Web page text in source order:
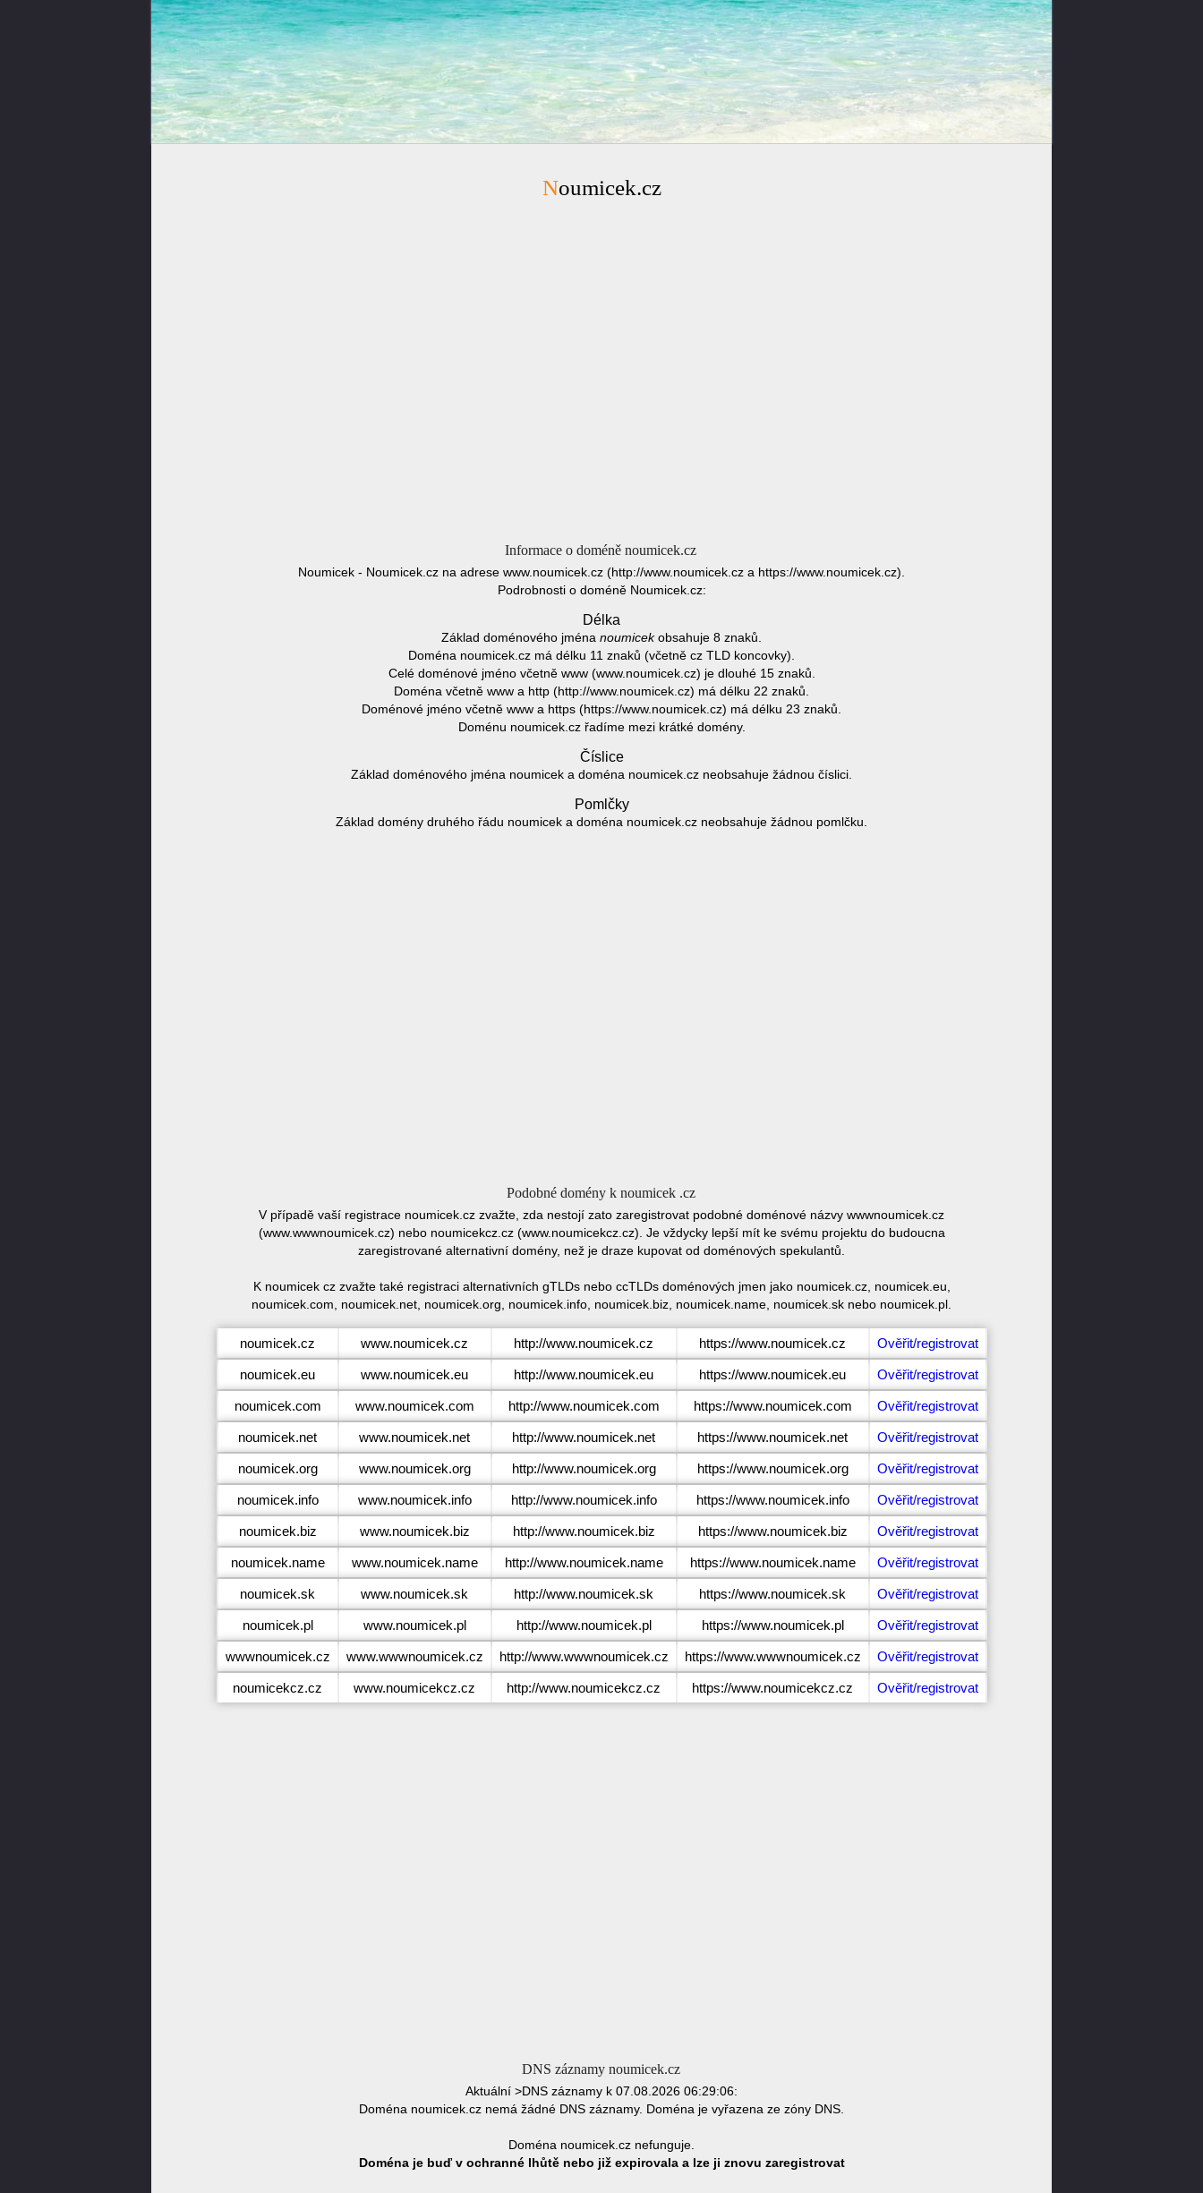
Noumicek.cz
Informace o doméně noumicek.cz
Noumicek - Noumicek.cz na adrese www.noumicek.cz (http://www.noumicek.cz a https://www.noumicek.cz).
Podrobnosti o doméně Noumicek.cz:
Délka
Základ doménového jména noumicekobsahuje 8 znaků.
Doména noumicek.cz má délku 11 znaků (včetně cz TLD koncovky).
Celé doménové jméno včetně www (www.noumicek.cz) je dlouhé 15 znaků.
Doména včetně www a http (http://www.noumicek.cz) má délku 22 znaků.
Doménové jméno včetně www a https (https://www.noumicek.cz) má délku 23 znaků.
Doménu noumicek.cz řadíme mezi krátké domény.
Číslice
Základ doménového jména noumicek a doména noumicek.cz neobsahuje žádnou číslici.
Pomlčky
Základ domény druhého řádu noumicek a doména noumicek.cz neobsahuje žádnou pomlčku.
Podobné domény k noumicek .cz
V případě vaší registrace noumicek.cz zvažte, zda nestojí zato zaregistrovat podobné doménové názvy wwwnoumicek.cz
(www.wwwnoumicek.cz) nebo noumicekcz.cz (www.noumicekcz.cz). Je vždycky lepší mít ke svému projektu do budoucna
zaregistrované alternativní domény, než je draze kupovat od doménových spekulantů.
K noumicek cz zvažte také registraci alternativních gTLDs nebo ccTLDs doménových jmen jako noumicek.cz, noumicek.eu,
noumicek.com, noumicek.net, noumicek.org, noumicek.info, noumicek.biz, noumicek.name, noumicek.sk nebo noumicek.pl.
noumicek.cz www.noumicek.cz http://www.noumicek.cz https://www.noumicek.cz Ověřit/registrovat
noumicek.eu www.noumicek.eu http://www.noumicek.eu https://www.noumicek.eu Ověřit/registrovat
noumicek.com www.noumicek.com http://www.noumicek.com https://www.noumicek.com Ověřit/registrovat
noumicek.net www.noumicek.net http://www.noumicek.net https://www.noumicek.net Ověřit/registrovat
noumicek.org www.noumicek.org http://www.noumicek.org https://www.noumicek.org Ověřit/registrovat
noumicek.info www.noumicek.info http://www.noumicek.info https://www.noumicek.info Ověřit/registrovat
noumicek.biz www.noumicek.biz http://www.noumicek.biz https://www.noumicek.biz Ověřit/registrovat
noumicek.name www.noumicek.name http://www.noumicek.name https://www.noumicek.name Ověřit/registrovat
noumicek.sk www.noumicek.sk http://www.noumicek.sk https://www.noumicek.sk Ověřit/registrovat
noumicek.pl www.noumicek.pl http://www.noumicek.pl https://www.noumicek.pl Ověřit/registrovat
wwwnoumicek.cz www.wwwnoumicek.cz http://www.wwwnoumicek.cz https://www.wwwnoumicek.cz Ověřit/registrovat
noumicekcz.cz www.noumicekcz.cz http://www.noumicekcz.cz https://www.noumicekcz.cz Ověřit/registrovat
DNS záznamy noumicek.cz
Aktuální >DNS záznamy k 07.08.2026 06:29:06:
Doména noumicek.cz nemá žádné DNS záznamy. Doména je vyřazena ze zóny DNS.
Doména noumicek.cz nefunguje.
Doména je buď v ochranné lhůtě nebo již expirovala a lze ji znovu zaregistrovat